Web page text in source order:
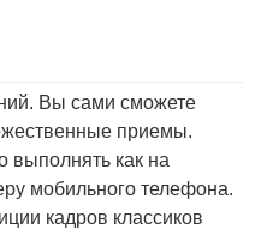
Вы сами сможете
приемы.
как на
мобильного телефона.
кадров классиков